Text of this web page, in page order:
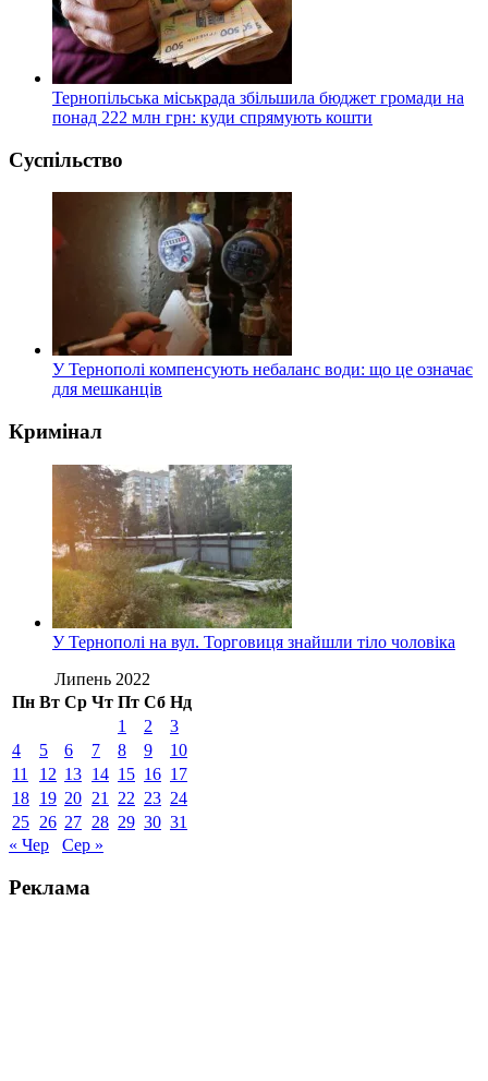
Тернопільська міськрада збільшила бюджет громади на
понад 222 млн грн: куди спрямують кошти
Суспільство
У Тернополі компенсують небаланс води: що це означає
для мешканців
Кримінал
У Тернополі на вул. Торговиця знайшли тіло чоловіка
Липень 2022
Пн Вт Ср Чт Пт Сб Нд
1
2
3
4
5 6 7 8 9
10
11
12 13 14 15 16 17
18 19 20 21 22 23 24
25 26 27 28 29 30 31
« Чер
Сер »
Реклама